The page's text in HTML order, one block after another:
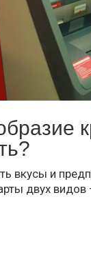
вкусы и
двух